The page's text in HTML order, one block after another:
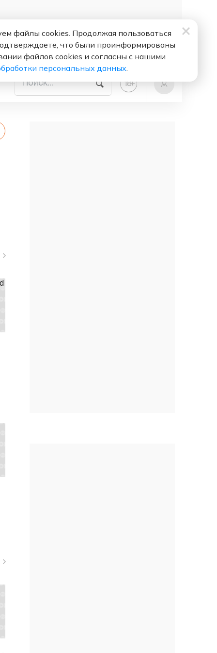
18+
файлы cookies. Продолжая пользоваться
что были проинформированы
файлов cookies и согласны с нашими
персональных данных.